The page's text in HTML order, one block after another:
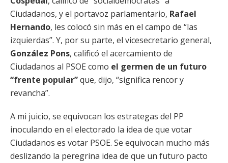
Ciudadanos, y el portavoz parlamentario, Rafael
Hernando, les colocó sin más en el campo de “las
izquierdas”. Y, por su parte, el vicesecretario general,
González Pons, calificó el acercamiento de
Ciudadanos al PSOE como el germen de un futuro
“frente popular”que, dijo, “significa rencor y
revancha”.
A mi juicio, se equivocan los estrategas del PP
inoculando en el electorado la idea de que votar
Ciudadanos es votar PSOE. Se equivocan mucho más
deslizando la peregrina idea de que un futuro pacto